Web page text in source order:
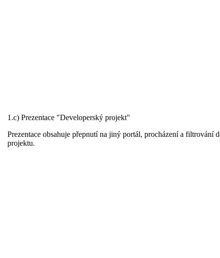
1.c) Prezentace "Developerský projekt"
Prezentace obsahuje přepnutí na jiný portál, procházení a
projektu.